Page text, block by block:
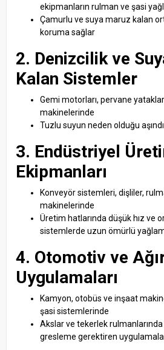
ekipmanların rulman ve şasi
Çamurlu ve suya maruz kalan
koruma sağlar
2. Denizcilik ve
Kalan Sistemler
Gemi motorları, pervane
makinelerinde
Tuzlu suyun neden olduğu
3. Endüstriyel
Ekipmanları
Konveyör sistemleri, dişliler,
makinelerinde
Üretim hatlarında düşük hız ve
sistemlerde uzun ömürlü
4. Otomotiv ve
Uygulamaları
Kamyon, otobüs ve inşaat
şasi sistemlerinde
Akslar ve tekerlek rulmanlarında
gresleme gerektiren